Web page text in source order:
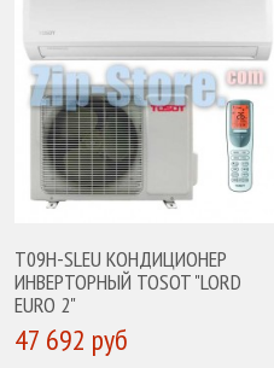
T09H-SLEU КОНДИЦИОНЕР
ИНВЕРТОРНЫЙ TOSOT "LORD
EURO 2"
47 692 руб